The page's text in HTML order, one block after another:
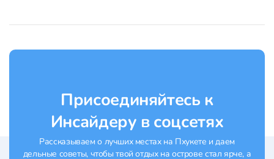
Присоединяйтесь к
Инсайдеру в соцсетях
Рассказываем о лучших местах на Пхукете и даем
дельные советы, чтобы твой отдых на острове стал ярче, а